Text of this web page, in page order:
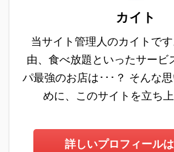
カイト
当サイト管理人のカイトで
由、食べ放題といったサービ
パ最強のお店は･･･？ そんな
めに、このサイトを立ち上
詳しいプロフィール